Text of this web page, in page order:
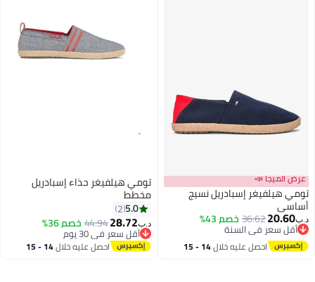
عرض الميجا 📣
تومي هيلفيغر إسبادريل نسيج
أساسي
د.ب‏20.60
36.62خصم 43%
أقل سعر في السنة
أقل سعر في السنة
احصل عليه خلال 14 - 15
تومي هيلفيغر حذاء إسبادريل
مخطط
5.0
2
د.ب‏28.72
44.94خصم 36%
أقل سعر في 30 يوم
أقل سعر في 30 يوماحصل عليه خلال 14 - 15